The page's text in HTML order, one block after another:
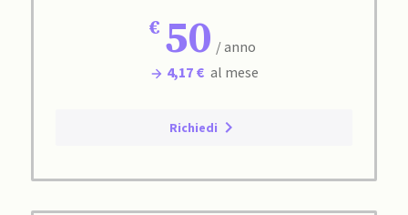
50 / anno
4,17 € al mese
Richiedi